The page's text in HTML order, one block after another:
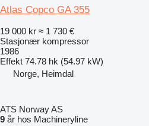
Atlas Copco GA 355
19 000 kr ≈ 1 730 €
Stasjonær kompressor
1986
Effekt 74.78 hk (54.97 kW)
Norge, Heimdal
ATS Norway AS
9 år hos Machineryline